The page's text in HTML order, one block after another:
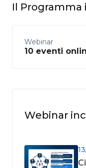
Il Programma
Webinar
10 eventi
Webinar